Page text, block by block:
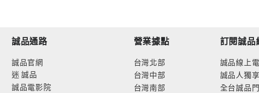
誠品通路
誠品官網
迷 誠品
誠品電影院
營業據點
台灣北部
台灣中部
台灣南部
訂閱誠品
誠品線上
誠品人獨
全台誠品